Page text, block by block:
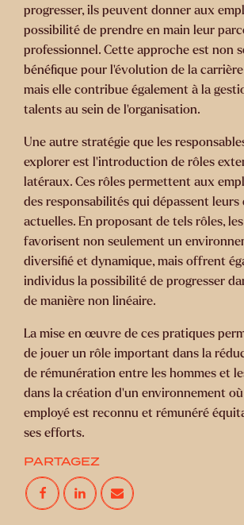
progresser, ils peuvent donner aux
possibilité de prendre en main leur
professionnel. Cette approche est non
bénéfique pour l'évolution de la
mais elle contribue également à la
talents au sein de l'organisation.
Une autre stratégie que les
explorer est l'introduction de rôles
latéraux. Ces rôles permettent aux
des responsabilités qui dépassent leurs
actuelles. En proposant de tels rôles,
favorisent non seulement un
diversifié et dynamique, mais offrent
individus la possibilité de progresser
de manière non linéaire.
La mise en œuvre de ces pratiques
de jouer un rôle important dans la
de rémunération entre les hommes et
dans la création d'un environnement
employé est reconnu et rémunéré
ses efforts.
PARTAGEZ